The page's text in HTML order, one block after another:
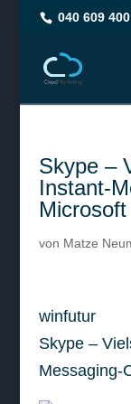
040 609
Skype –
Instant-
Microsoft
von Matze
winfutur
Skype –
Messaging-